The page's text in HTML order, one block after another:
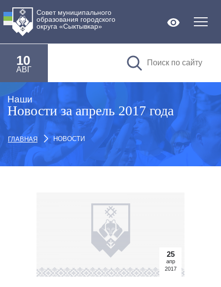
Совет муниципального
образования городского
округа «Сыктывкар»
10
АВГ
Версия
Наши
Новости за апрель 2017 года
ГЛАВНАЯ НОВОСТИ
25
апр
2017